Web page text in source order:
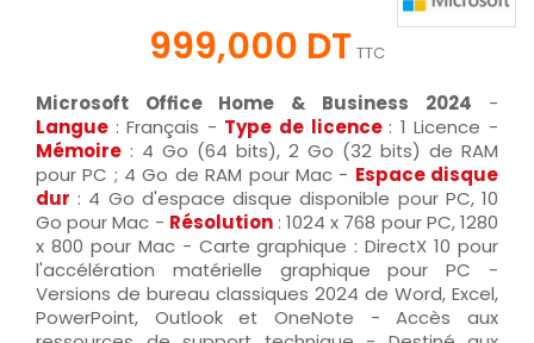
999,000 DT TTC
Microsoft Office Home & Business 2024 -
Langue : Français - Type de licence : 1 Licence -
Mémoire : 4 Go (64 bits), 2 Go (32 bits) de RAM
pour PC ; 4 Go de RAM pour Mac - Espace disque
dur : 4 Go d'espace disque disponible pour PC, 10
Go pour Mac - Résolution : 1024 x 768 pour PC, 1280
x 800 pour Mac - Carte graphique : DirectX 10 pour
l'accélération matérielle graphique pour PC -
Versions de bureau classiques 2024 de Word, Excel,
PowerPoint, Outlook et OneNote - Accès aux